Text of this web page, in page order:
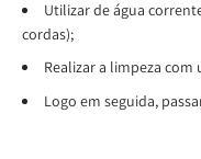
Utilizar de água
cordas);
Realizar a limpeza
Logo em seguida,